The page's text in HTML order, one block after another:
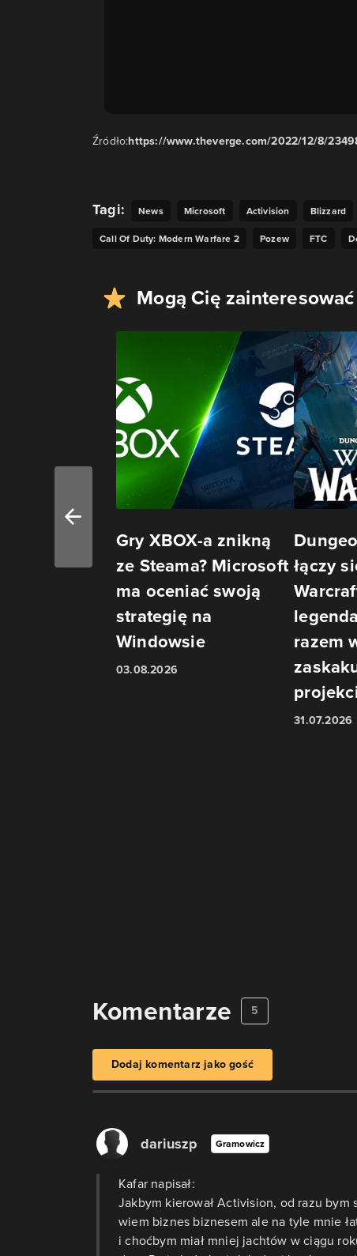
Źródło:https://www.theverge.com/2022/12/8/
Tagi: News Microsoft Activision Blizzard
Call Of Duty: Modern Warfare 2
Pozew FTC
Mogą Cię
Gry XBOX-a znikną
ze Steama? Microsoft
ma oceniać swoją
strategię na
Windowsie
03.08.2026
łączy
razem
31.07.2026
Komentarze 5
Dodaj komentarz jako gość
dariuszp Gramowicz
Kafar napisał:
Jakbym kierował Activision, od razu bym
wiem biznes biznesem ale na tyle mnie
i choćbym miał mniej jachtów w ciągu